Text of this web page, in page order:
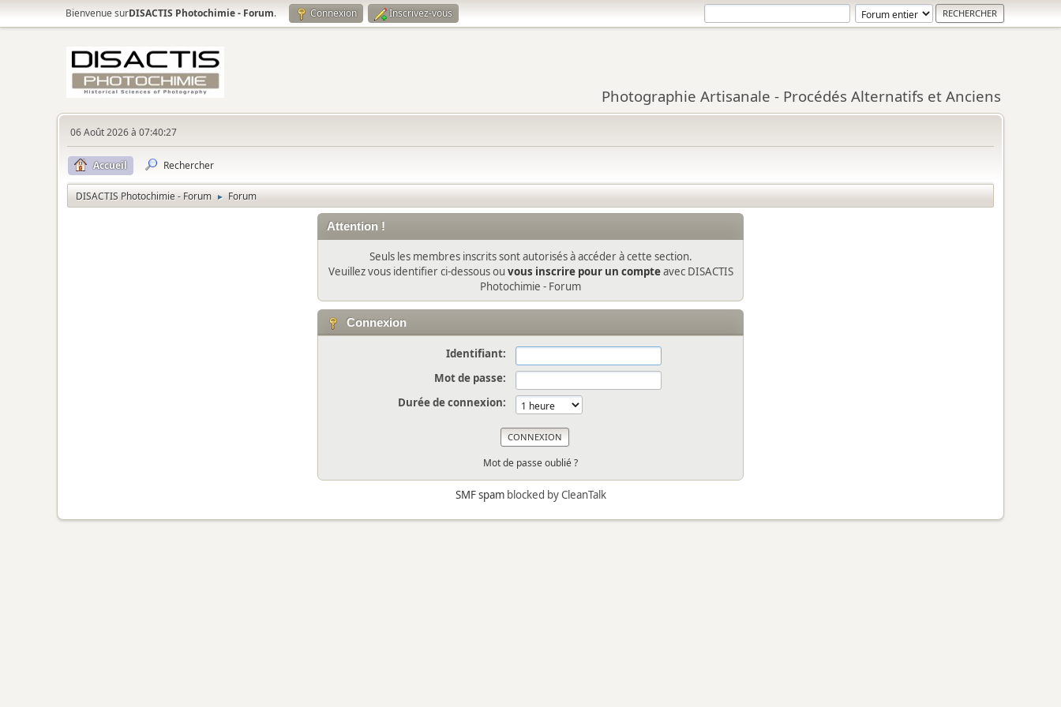
Bienvenue surDISACTIS Photochimie - Forum. Connexion Inscrivez-vous
Photographie Artisanale - Procédés Alternatifs et Anciens
06 Août 2026 à 07:40:27
Accueil Rechercher
DISACTIS Photochimie - Forum ► Forum
Attention !
Seuls les membres inscrits sont autorisés à accéder à cette section.
Veuillez vous identifier ci-dessous ou vous inscrire pour un compteavec DISACTIS
Photochimie - Forum
Connexion
Identifiant:
Mot de passe:
Durée de connexion:
Mot de passe oublié ?
SMF spamblocked by CleanTalk